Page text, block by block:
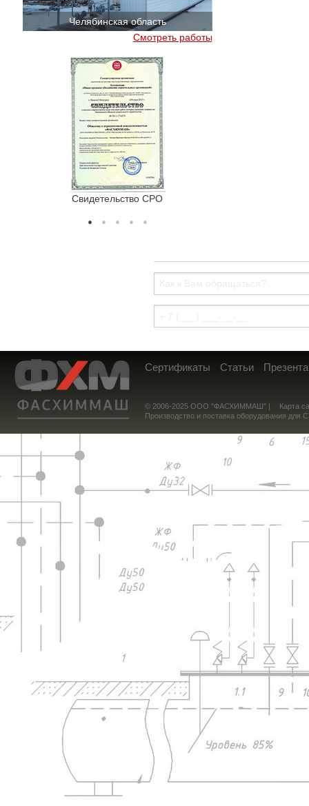
Челябинская область
Смотреть работы
Свидетельство СРО
Сертификаты Статьи
© 2006-2025 ООО "ФАСХИММАШ" |
Карта
Производство и поставка оборудования для